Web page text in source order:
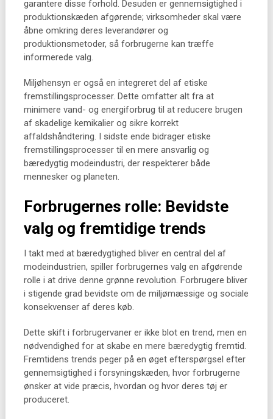
garantere disse forhold. Desuden er gennemsigtighed i
produktionskæden afgørende; virksomheder skal være
åbne omkring deres leverandører og
produktionsmetoder, så forbrugerne kan træffe
informerede valg.
Miljøhensyn er også en integreret del af etiske
fremstillingsprocesser. Dette omfatter alt fra at
minimere vand- og energiforbrug til at reducere brugen
af skadelige kemikalier og sikre korrekt
affaldshåndtering. I sidste ende bidrager etiske
fremstillingsprocesser til en mere ansvarlig og
bæredygtig modeindustri, der respekterer både
mennesker og planeten.
Forbrugernes rolle: Bevidste
valg og fremtidige trends
I takt med at bæredygtighed bliver en central del af
modeindustrien, spiller forbrugernes valg en afgørende
rolle i at drive denne grønne revolution. Forbrugere bliver
i stigende grad bevidste om de miljømæssige og sociale
konsekvenser af deres køb.
Dette skift i forbrugervaner er ikke blot en trend, men en
nødvendighed for at skabe en mere bæredygtig fremtid.
Fremtidens trends peger på en øget efterspørgsel efter
gennemsigtighed i forsyningskæden, hvor forbrugerne
ønsker at vide præcis, hvordan og hvor deres tøj er
produceret.